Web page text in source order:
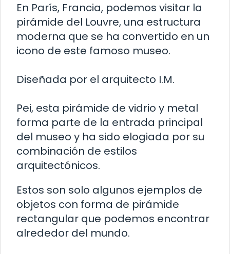
En París, Francia, podemos visitar la
pirámide del Louvre, una estructura
moderna que se ha convertido en un
icono de este famoso museo.
Diseñada por el arquitecto I.M.
Pei, esta pirámide de vidrio y metal
forma parte de la entrada principal
del museo y ha sido elogiada por su
combinación de estilos
arquitectónicos.
Estos son solo algunos ejemplos de
objetos con forma de pirámide
rectangular que podemos encontrar
alrededor del mundo.